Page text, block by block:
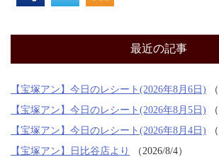
最近の記事
【宝塚アン】今日のレシート(2026年8月6日)
【宝塚アン】今日のレシート(2026年8月5日)
【宝塚アン】今日のレシート(2026年8月4日)
【宝塚アン】日比谷店より
2026/8/4